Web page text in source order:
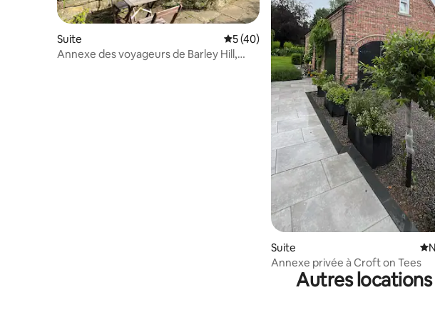
Suite Évaluation moyenne sur la base de 40
5 (40)
Annexe des voyageurs de Barley Hill,
Suite
Annexe privée à Croft on Tees
Autres